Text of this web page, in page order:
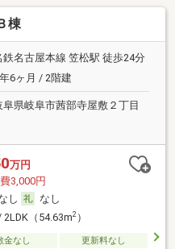
棟
鉄名古屋本線 笠松駅 徒歩24分
6ヶ月 / 2階建
阜県岐阜市茜部寺屋敷２丁目
万円
3,000円
し
なし
2LDK（54.63m2）
金なし
更新料なし